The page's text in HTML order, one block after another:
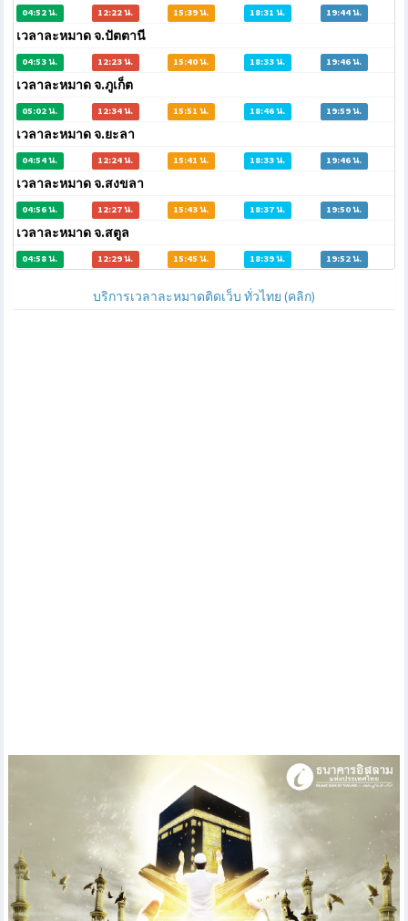
04:52 น. 12:22 น. 15:39 น. 18:31 น. 19:44 น.
เวลาละหมาด จ.ปัตตานี
04:53 น. 12:23 น. 15:40 น. 18:33 น. 19:46 น.
เวลาละหมาด จ.ภูเก็ต
05:02 น. 12:34 น. 15:51 น. 18:46 น. 19:59 น.
เวลาละหมาด จ.ยะลา
04:54 น. 12:24 น. 15:41 น. 18:33 น. 19:46 น.
เวลาละหมาด จ.สงขลา
04:56 น. 12:27 น. 15:43 น. 18:37 น. 19:50 น.
เวลาละหมาด จ.สตูล
04:58 น. 12:29 น. 15:45 น. 18:39 น. 19:52 น.
บริการเวลาละหมาดติดเว็บ ทั่วไทย (คลิก)